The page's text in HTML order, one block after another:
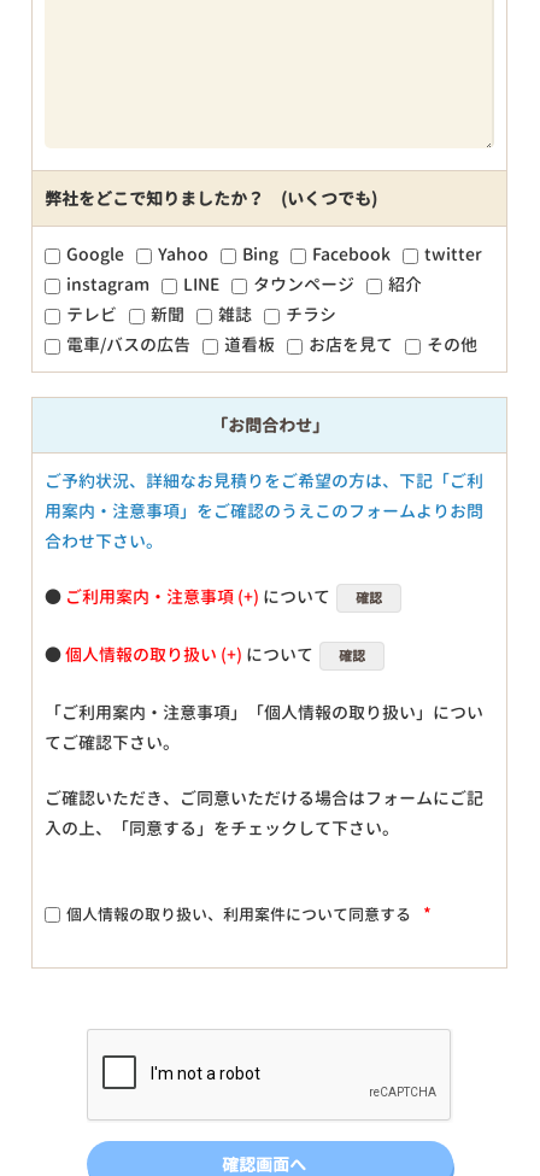
弊社をどこで知りましたか？ (いくつでも)
Google Yahoo Bing Facebook
twitter
instagram
LINE タウンページ
紹介
テレビ
新聞 雑誌
チラシ
電車/バスの広告
道看板 お店を見て その他
「お問合わせ」
ご予約状況、詳細なお見積りをご希望の方は、下記「ご利
用案内・注意事項」をご確認のうえこのフォームよりお問
合わせ下さい。
● ご利用案内・注意事項 について 確認
●個人情報の取り扱い について 確認
「ご利用案内・注意事項」「個人情報の取り扱い」につい
てご確認下さい。
ご確認いただき、ご同意いただける場合はフォームにご記
入の上、「同意する」をチェックして下さい。
個人情報の取り扱い、利用案件について同意する *